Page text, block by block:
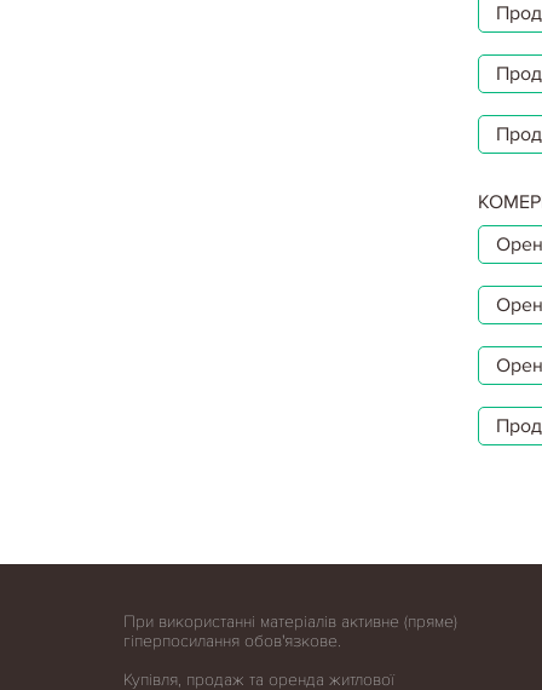
При використанні матеріалів активне (пряме)
гіперпосилання обов'язкове.
Купівля, продаж та оренда житлової